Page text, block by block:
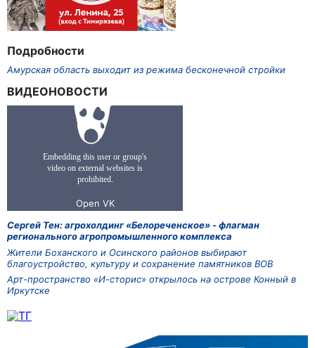
Подробности
Амурская область выходит из режима бесконечной стройки
ВИДЕОНОВОСТИ
Сергей Тен: агрохолдинг «Белореченское» - флагман
регионального агропромышленного комплекса
Жители Боханского и Осинского районов выбирают
благоустройство, культуру и сохранение памятников ВОВ
Арт-пространство «И-сторис» открылось на острове Конный в
Иркутске